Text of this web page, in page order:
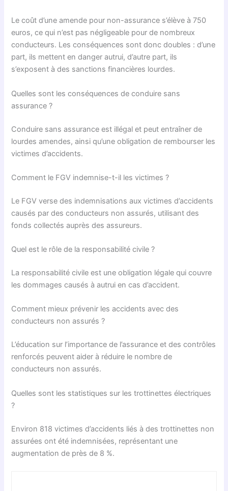
Le coût d’une amende pour non-assurance s’élève à 750
euros, ce qui n’est pas négligeable pour de nombreux
conducteurs. Les conséquences sont donc doubles : d’une
part, ils mettent en danger autrui, d’autre part, ils
s’exposent à des sanctions financières lourdes.
Quelles sont les conséquences de conduire sans
assurance ?
Conduire sans assurance est illégal et peut entraîner de
lourdes amendes, ainsi qu’une obligation de rembourser les
victimes d’accidents.
Comment le FGV indemnise-t-il les victimes ?
Le FGV verse des indemnisations aux victimes d’accidents
causés par des conducteurs non assurés, utilisant des
fonds collectés auprès des assureurs.
Quel est le rôle de la responsabilité civile ?
La responsabilité civile est une obligation légale qui couvre
les dommages causés à autrui en cas d’accident.
Comment mieux prévenir les accidents avec des
conducteurs non assurés ?
L’éducation sur l’importance de l’assurance et des contrôles
renforcés peuvent aider à réduire le nombre de
conducteurs non assurés.
Quelles sont les statistiques sur les trottinettes électriques
?
Environ 818 victimes d’accidents liés à des trottinettes non
assurées ont été indemnisées, représentant une
augmentation de près de 8 %.